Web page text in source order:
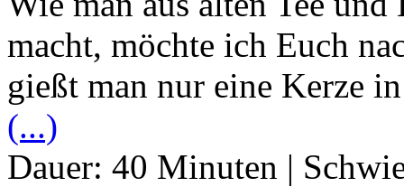
macht, möchte ich Euch
gießt man nur eine Kerze
(...)
Dauer: 40 Minuten |